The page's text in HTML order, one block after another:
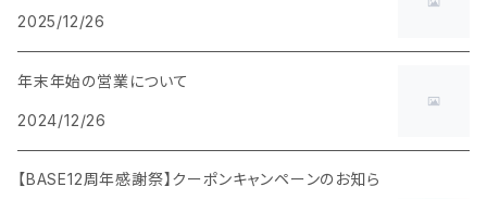
2025/12/26
年末年始の営業について
2024/12/26
【BASE12周年感謝祭】クーポンキャンペーンのお知ら